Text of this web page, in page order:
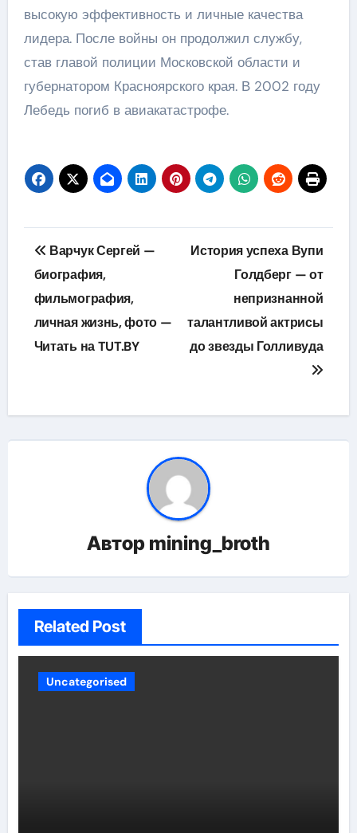
высокую эффективность и личные качества
лидера. После войны он продолжил службу,
став главой полиции Московской области и
губернатором Красноярского края. В 2002 году
Лебедь погиб в авиакатастрофе.
Навигация
по
записям
Варчук Сергей —
биография,
фильмография,
личная жизнь, фото —
Читать на TUT.BY
История успеха Вупи
Голдберг — от
непризнанной
талантливой актрисы
до звезды Голливуда
Автор mining_broth
Related Post
Uncategorised